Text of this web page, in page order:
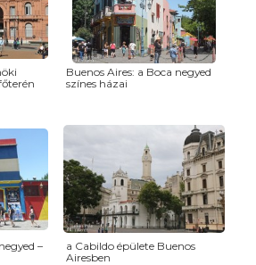
Buenos Aires: a Boca negyed
színes házai
–
a Cabildo épülete Buenos
Airesben